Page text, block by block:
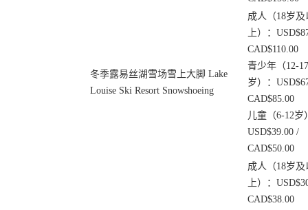
冬季露易丝湖雪场雪上大脚 Lake
Louise Ski Resort Snowshoeing
成人（18岁及
上）：
CAD$110.00
青少年（12-17
岁）：
CAD$85.00
儿童（6-12岁
USD$39.00 /
CAD$50.00
成人（18岁及
上）：
CAD$38.00